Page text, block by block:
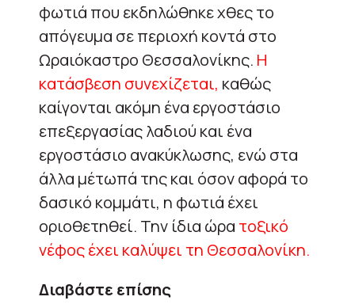
φωτιά που εκδηλώθηκε χθες το
απόγευμα σε περιοχή κοντά στο
Ωραιόκαστρο Θεσσαλονίκης. Η
κατάσβεση συνεχίζεται, καθώς
καίγονται ακόμη ένα εργοστάσιο
επεξεργασίας λαδιού και ένα
εργοστάσιο ανακύκλωσης, ενώ στα
άλλα μέτωπά της και όσον αφορά το
δασικό κομμάτι, η φωτιά έχει
οριοθετηθεί. Την ίδια ώρα τοξικό
νέφος έχει καλύψει τη Θεσσαλονίκη.
Διαβάστε επίσης